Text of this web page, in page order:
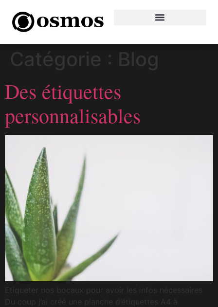
Catégorie : Blog
Des étiquettes
personnalisables
Etiqueter nos bocaux pour avoir les infos nécessaires
Du coup j’ai créé une planche d’étiquettes A4 à